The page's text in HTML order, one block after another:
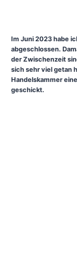
Im Juni 2023 habe
abgeschlossen.
der Zwischenzeit
sich sehr viel getan
Handelskammer
geschickt.